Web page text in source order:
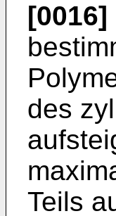
[0016]
des
Teils